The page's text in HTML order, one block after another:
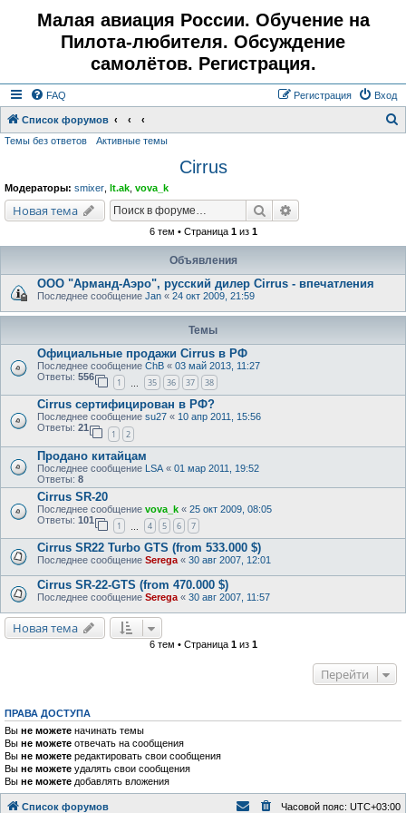
Малая авиация России. Обучение на
Пилота-любителя. Обсуждение
самолётов. Регистрация.
FAQ Вход
Регистрация
Список форумов
Темы без ответов Активные темы
Cirrus
Модераторы: smixer lt.ak vova_k
Новая тема Поиск
6 тем • Страница 1из 1
Объявления
ООО "Арманд-Аэро", русский дилер Cirrus - впечатления
Последнее сообщение Jan « 24 окт 2009, 21:59
Темы
Официальные продажи Cirrus в РФ
Последнее сообщение ChB « 03 май 2013, 11:27
Ответы: 556
1 35 36 37 38
Cirrus сертифицирован в РФ?
Последнее сообщение su27 « 10 апр 2011, 15:56
Ответы: 21
1 2
Продано китайцам
Последнее сообщение LSA « 01 мар 2011, 19:52
Ответы: 8
Cirrus SR-20
Последнее сообщение vova_k « 25 окт 2009, 08:05
Ответы: 101
1 4 5 6 7
Cirrus SR22 Turbo GTS (from 533.000 $)
Последнее сообщение Serega« 30 авг 2007, 12:01
Cirrus SR-22-GTS (from 470.000 $)
Последнее сообщение Serega« 30 авг 2007, 11:57
Новая тема
6 тем • Страница 1из 1
Перейти
ПРАВА ДОСТУПА
Вы не можете начинать темы
Вы не можете отвечать на сообщения
Вы не можете редактировать свои сообщения
Вы не можете удалять свои сообщения
Вы не можете добавлять вложения
Список форумов Часовой пояс: UTC+03:00